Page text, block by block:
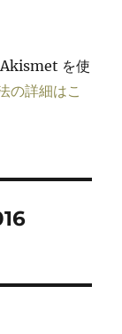
Akismet を使
の詳細はこ